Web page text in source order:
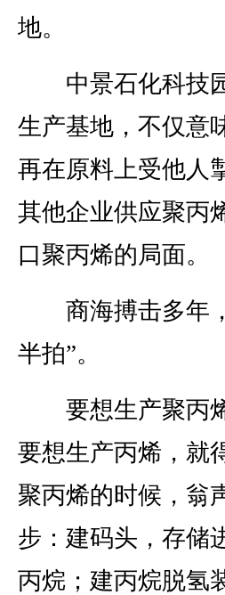
地。
中景石化科技园
生产基地，不仅意
再在原料上受他人
其他企业供应聚丙
口聚丙烯的局面。
商海搏击多年，
半拍”。
要想生产聚丙烯
要想生产丙烯，就
聚丙烯的时候，翁
步：建码头，存储
丙烷；建丙烷脱氢